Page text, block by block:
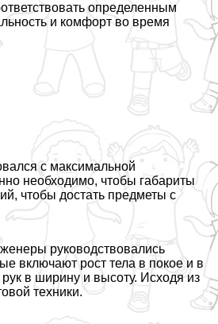
определенным
и комфорт во время
с максимальной
необходимо, чтобы габариты
чтобы достать предметы с
руководствовались
включают рост тела в покое и в
в ширину и высоту. Исходя из
техники.